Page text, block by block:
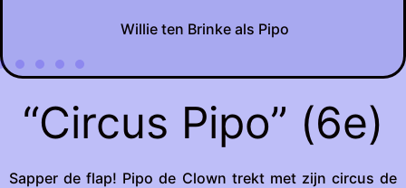
Willie ten Brinke als Pipo
“Circus Pipo” (6e)
Sapper de flap! Pipo de Clown trekt met zijn circus de